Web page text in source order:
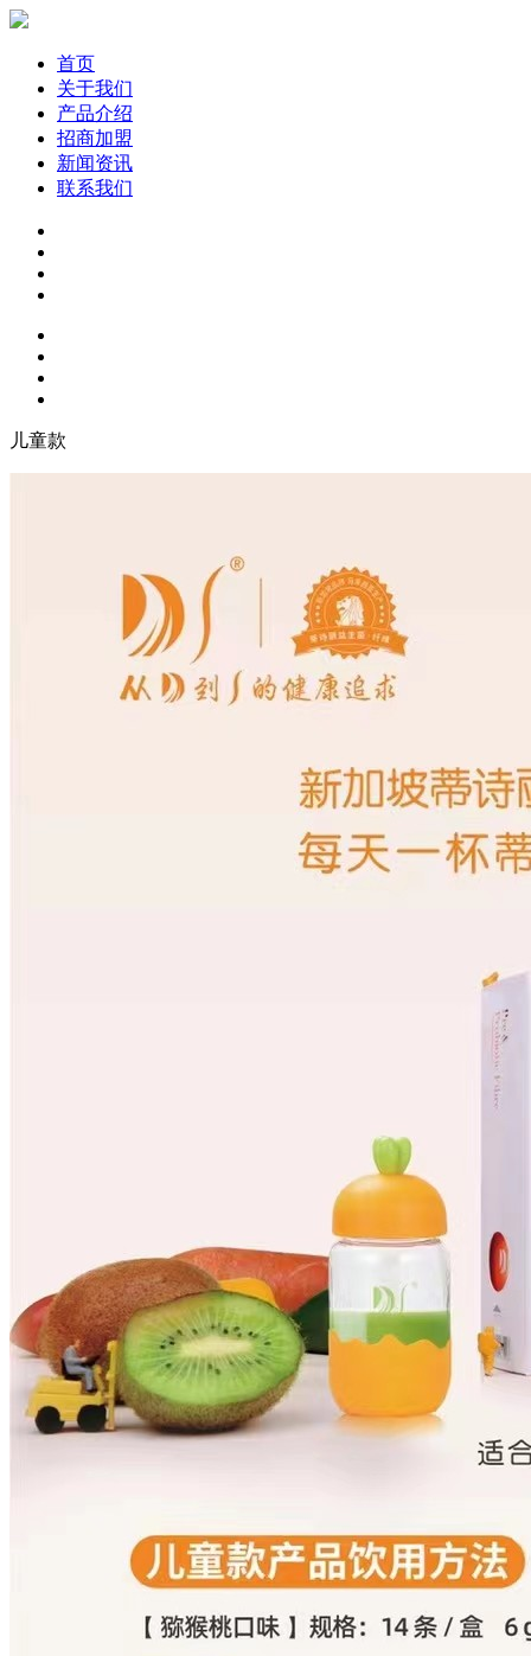
首页
关于我们
产品介绍
招商加盟
新闻资讯
联系我们
儿童款